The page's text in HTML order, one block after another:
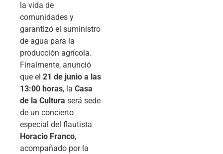
la vida de
comunidades y
garantizó el suministro
de agua para la
producción agrícola.
Finalmente, anunció
que el 21 de junio a las
13:00 horas, la Casa
de la Cultura será sede
de un concierto
especial del flautista
Horacio Franco,
acompañado por la